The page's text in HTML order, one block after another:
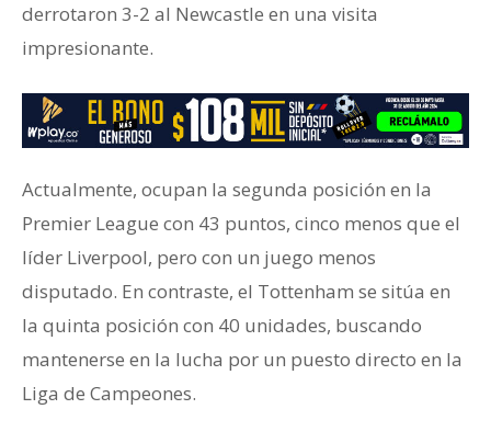
derrotaron 3-2 al Newcastle en una visita
impresionante.
Actualmente, ocupan la segunda posición en la
Premier League con 43 puntos, cinco menos que el
líder Liverpool, pero con un juego menos
disputado. En contraste, el Tottenham se sitúa en
la quinta posición con 40 unidades, buscando
mantenerse en la lucha por un puesto directo en la
Liga de Campeones.